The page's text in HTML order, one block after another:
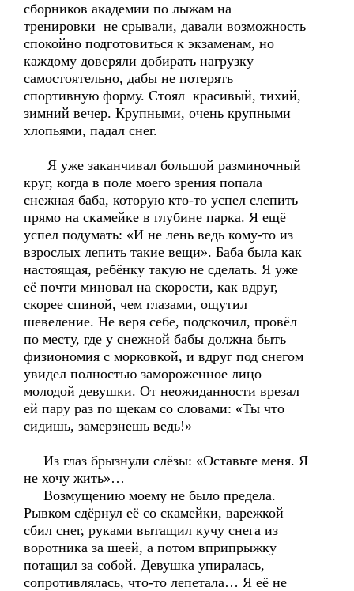
сборников академии по лыжам на
тренировки не срывали, давали возможность
спокойно подготовиться к экзаменам, но
каждому доверяли добирать нагрузку
самостоятельно, дабы не потерять
спортивную форму. Стоял красивый, тихий,
зимний вечер. Крупными, очень крупными
хлопьями, падал снег.
Я уже заканчивал большой разминочный
круг, когда в поле моего зрения попала
снежная баба, которую кто-то успел слепить
прямо на скамейке в глубине парка. Я ещё
успел подумать: «И не лень ведь кому-то из
взрослых лепить такие вещи». Баба была как
настоящая, ребёнку такую не сделать. Я уже
её почти миновал на скорости, как вдруг,
скорее спиной, чем глазами, ощутил
шевеление. Не веря себе, подскочил, провёл
по месту, где у снежной бабы должна быть
физиономия с морковкой, и вдруг под снегом
увидел полностью замороженное лицо
молодой девушки. От неожиданности врезал
ей пару раз по щекам со словами: «Ты что
сидишь, замерзнешь ведь!»
Из глаз брызнули слёзы: «Оставьте меня. Я
не хочу жить»…
Возмущению моему не было предела.
Рывком сдёрнул её со скамейки, варежкой
сбил снег, руками вытащил кучу снега из
воротника за шеей, а потом вприпрыжку
потащил за собой. Девушка упиралась,
сопротивлялась, что-то лепетала… Я её не